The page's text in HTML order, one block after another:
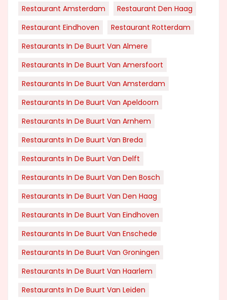
Restaurant Amsterdam
Restaurant Den Haag
Restaurant Eindhoven
Restaurant Rotterdam
Restaurants In De Buurt Van Almere
Restaurants In De Buurt Van Amersfoort
Restaurants In De Buurt Van Amsterdam
Restaurants In De Buurt Van Apeldoorn
Restaurants In De Buurt Van Arnhem
Restaurants In De Buurt Van Breda
Restaurants In De Buurt Van Delft
Restaurants In De Buurt Van Den Bosch
Restaurants In De Buurt Van Den Haag
Restaurants In De Buurt Van Eindhoven
Restaurants In De Buurt Van Enschede
Restaurants In De Buurt Van Groningen
Restaurants In De Buurt Van Haarlem
Restaurants In De Buurt Van Leiden